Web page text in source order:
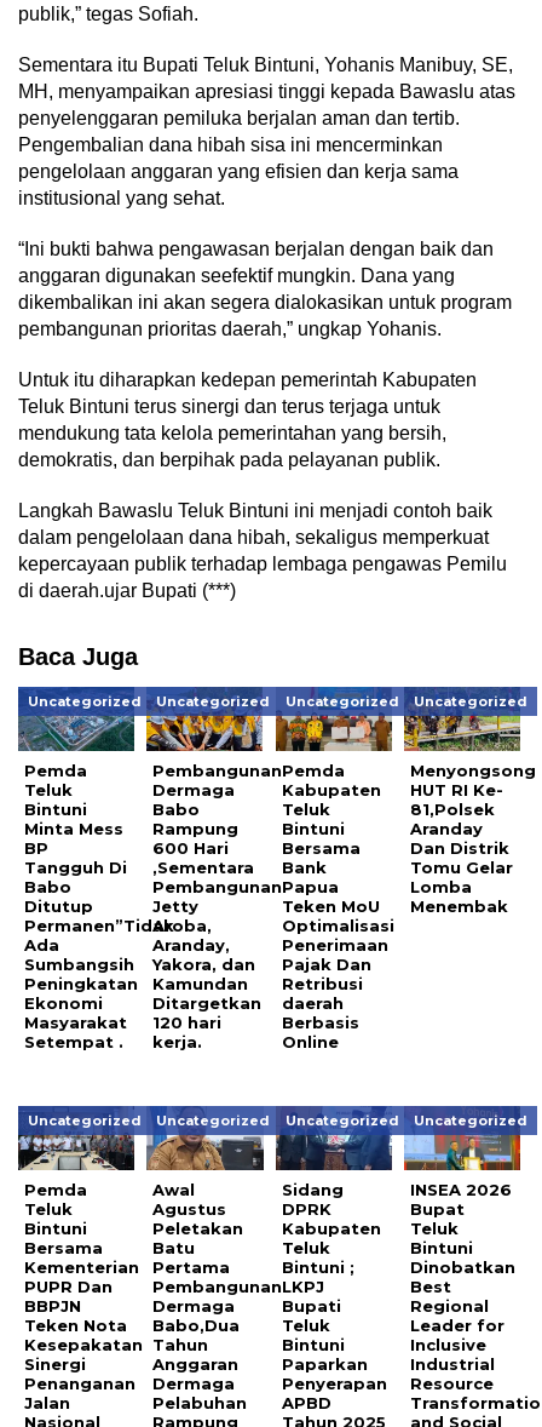
publik,” tegas Sofiah.
Sementara itu Bupati Teluk Bintuni, Yohanis Manibuy, SE,
MH, menyampaikan apresiasi tinggi kepada Bawaslu atas
penyelenggaran pemiluka berjalan aman dan tertib.
Pengembalian dana hibah sisa ini mencerminkan
pengelolaan anggaran yang efisien dan kerja sama
institusional yang sehat.
“Ini bukti bahwa pengawasan berjalan dengan baik dan
anggaran digunakan seefektif mungkin. Dana yang
dikembalikan ini akan segera dialokasikan untuk program
pembangunan prioritas daerah,” ungkap Yohanis.
Untuk itu diharapkan kedepan pemerintah Kabupaten
Teluk Bintuni terus sinergi dan terus terjaga untuk
mendukung tata kelola pemerintahan yang bersih,
demokratis, dan berpihak pada pelayanan publik.
Langkah Bawaslu Teluk Bintuni ini menjadi contoh baik
dalam pengelolaan dana hibah, sekaligus memperkuat
kepercayaan publik terhadap lembaga pengawas Pemilu
di daerah.ujar Bupati (***)
Baca Juga
Uncategorized
Pemda
Teluk
Bintuni
Minta Mess
BP
Tangguh Di
Babo
Ditutup
Permanen”Tidak
Ada
Sumbangsih
Peningkatan
Ekonomi
Masyarakat
Setempat .
Uncategorized
Pembangunan
Dermaga
Babo
Rampung
600 Hari
,Sementara
Pembangunan
Jetty
Aroba,
Aranday,
Yakora, dan
Kamundan
Ditargetkan
120 hari
kerja.
Uncategorized
Pemda
Kabupaten
Teluk
Bintuni
Bersama
Bank
Papua
Teken MoU
Optimalisasi
Penerimaan
Pajak Dan
Retribusi
daerah
Berbasis
Online
Uncategorized
Menyongsong
HUT RI Ke-
81,Polsek
Aranday
Dan Distrik
Tomu Gelar
Lomba
Menembak
Uncategorized
Pemda
Teluk
Bintuni
Bersama
Kementerian
PUPR Dan
BBPJN
Teken Nota
Kesepakatan
Sinergi
Penanganan
Jalan
Nasional
Uncategorized
Awal
Agustus
Peletakan
Batu
Pertama
Pembangunan
Dermaga
Babo,Dua
Tahun
Anggaran
Dermaga
Pelabuhan
Rampung
Uncategorized
Sidang
DPRK
Kabupaten
Teluk
Bintuni ;
LKPJ
Bupati
Teluk
Bintuni
Paparkan
Penyerapan
APBD
Tahun 2025
Uncategorized
INSEA 2026
Bupat
Teluk
Bintuni
Dinobatkan
Best
Regional
Leader for
Inclusive
Industrial
Resource
and Social